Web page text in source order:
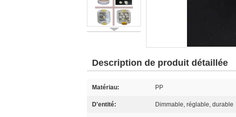
Description de produit détaillée
Matériau: PP
D'entité: Dimmable, réglable, durable